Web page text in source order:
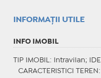
INFORMAŢII UTILE
INFO IMOBIL
TIP IMOBIL : Intravilan;
CARACTERISTICI TEREN